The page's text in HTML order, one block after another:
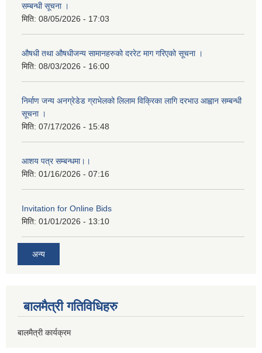
सम्बन्धी सूचना ।
मिति: 08/05/2026 - 17:03
औषधी तथा औषधीजन्य सामानहरुको दररेट माग गरिएको सूचना ।
मिति: 08/03/2026 - 16:00
निर्माण जन्य अनग्रेडेड ग्राभेलको लिलाम विक्रिका लागि दरभाउ आह्वान सम्बन्धी
सूचना ।
मिति: 07/17/2026 - 15:48
आशय पत्र सम्बन्धमा।।
मिति: 01/16/2026 - 07:16
Invitation for Online Bids
मिति: 01/01/2026 - 13:10
अन्य
बालमैत्री गतिविधिहरु
बालमैत्री कार्यक्रम